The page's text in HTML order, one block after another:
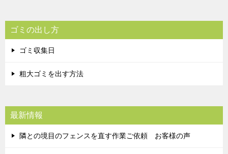
ゴミの出し方
ゴミ収集日
粗大ゴミを出す方法
最新情報
隣との境目のフェンスを直す作業ご依頼 お客様の声